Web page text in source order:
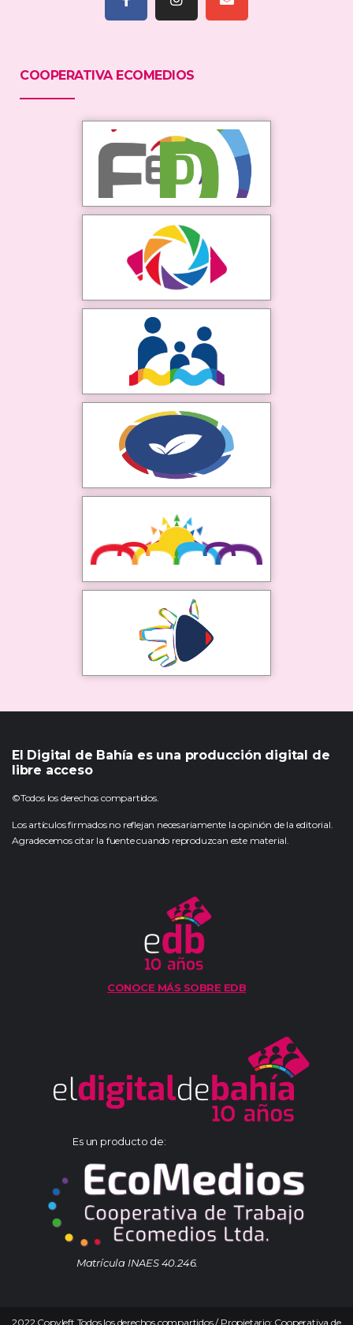
COOPERATIVA ECOMEDIOS
El Digital de Bahía es una producción digital de
libre acceso
©Todos los derechos compartidos.
Los artículos firmados no reflejan necesariamente la opinión de la editorial.
Agradecemos citar la fuente cuando reproduzcan este material.
CONOCE MÁS SOBRE EDB
Es un producto de:
Matrícula INAES 40.246.
2022 Copyleft Todos los derechos compartidos / Propietario: Cooperativa de